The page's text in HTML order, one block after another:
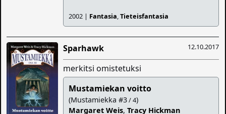
2002 | Fantasia,Tieteisfantasia
12.10.2017
Sparhawk
merkitsi omistetuksi
Mustamiekan voitto
(Mustamiekka #3/ 4)
Margaret Weis,Tracy Hickman